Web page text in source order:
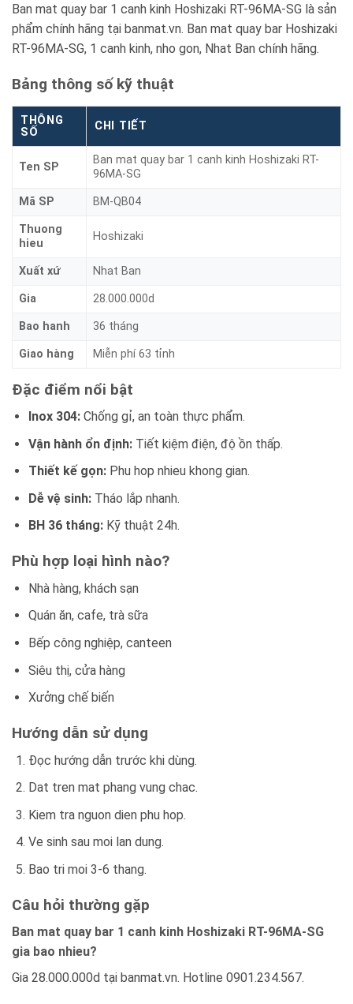
Ban mat quay bar 1 canh kinh Hoshizaki RT-96MA-SG là sản
phẩm chính hãng tại banmat.vn. Ban mat quay bar Hoshizaki
RT-96MA-SG, 1 canh kinh, nho gon, Nhat Ban chính hãng.
Bảng thông số kỹ thuật
THÔNG
SỐ
CHI TIẾT
Ten SP
Ban mat quay bar 1 canh kinh Hoshizaki RT-
96MA-SG
Mã SP BM-QB04
Thuong
hieu
Hoshizaki
Xuất xứ Nhat Ban
Gia 28.000.000d
Bao hanh 36 tháng
Giao hàng Miễn phí 63 tỉnh
Đặc điểm nổi bật
Inox 304:Chống gỉ, an toàn thực phẩm.
Vận hành ổn định:Tiết kiệm điện, độ ồn thấp.
Thiết kế gọn:Phu hop nhieu khong gian.
Dễ vệ sinh:Tháo lắp nhanh.
BH 36 tháng:Kỹ thuật 24h.
Phù hợp loại hình nào?
Nhà hàng, khách sạn
Quán ăn, cafe, trà sữa
Bếp công nghiệp, canteen
Siêu thị, cửa hàng
Xưởng chế biến
Hướng dẫn sử dụng
Đọc hướng dẫn trước khi dùng.
Dat tren mat phang vung chac.
Kiem tra nguon dien phu hop.
Ve sinh sau moi lan dung.
Bao tri moi 3-6 thang.
Câu hỏi thường gặp
Ban mat quay bar 1 canh kinh Hoshizaki RT-96MA-SG
gia bao nhieu?
Gia 28.000.000d tại banmat.vn. Hotline 0901.234.567.